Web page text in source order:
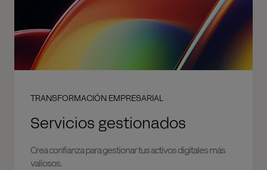
TRANSFORMACIÓN EMPRESARIAL
Servicios gestionados
Crea confianza para gestionar tus activos digitales más
valiosos.